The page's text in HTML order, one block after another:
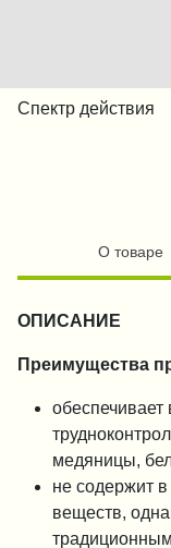
Спектр действия
О товаре
ОПИСАНИЕ
Преимущества
медяницы,
не содержит
веществ,